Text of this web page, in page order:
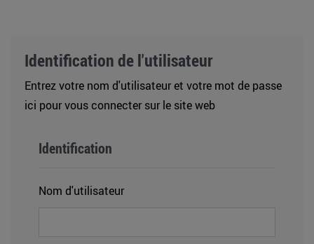
Identification de l'utilisateur
Entrez votre nom d'utilisateur et votre mot de passe
ici pour vous connecter sur le site web
Identification
Nom d'utilisateur